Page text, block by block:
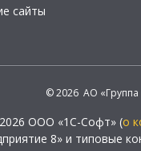
сайты
© 2026 АО «Группа
ООО «1С-Софт» (о
8» и типовые